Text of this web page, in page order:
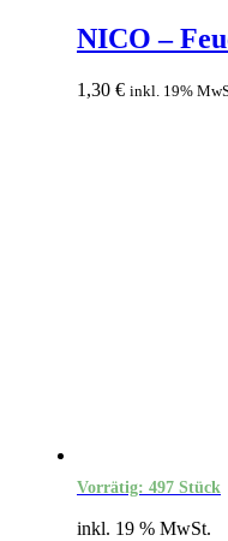
NICO –
1,30 € inkl. 19%
Vorrätig: 497 Stück
inkl. 19 % MwSt.